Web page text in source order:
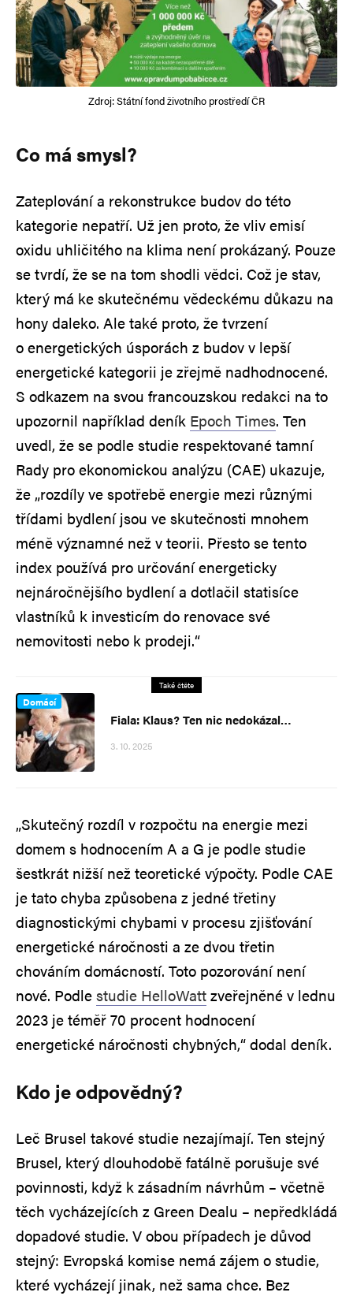
Zdroj: Státní fond životního prostředí ČR
Co má smysl?
Zateplování a rekonstrukce budov do této
kategorie nepatří. Už jen proto, že vliv emisí
oxidu uhličitého na klima není prokázaný. Pouze
se tvrdí, že se na tom shodli vědci. Což je stav,
který má ke skutečnému vědeckému důkazu na
hony daleko. Ale také proto, že tvrzení
o energetických úsporách z budov v lepší
energetické kategorii je zřejmě nadhodnocené.
S odkazem na svou francouzskou redakci na to
upozornil například deník Epoch Times. Ten
uvedl, že se podle studie respektované tamní
Rady pro ekonomickou analýzu (CAE) ukazuje,
že „rozdíly ve spotřebě energie mezi různými
třídami bydlení jsou ve skutečnosti mnohem
méně významné než v teorii. Přesto se tento
index používá pro určování energeticky
nejnáročnějšího bydlení a dotlačil statisíce
vlastníků k investicím do renovace své
nemovitosti nebo k prodeji.“
Také čtěte
Domácí
Fiala: Klaus? Ten nic nedokázal…
3. 10. 2025
„Skutečný rozdíl v rozpočtu na energie mezi
domem s hodnocením A a G je podle studie
šestkrát nižší než teoretické výpočty. Podle CAE
je tato chyba způsobena z jedné třetiny
diagnostickými chybami v procesu zjišťování
energetické náročnosti a ze dvou třetin
chováním domácností. Toto pozorování není
nové. Podlestudie HelloWattzveřejněné v lednu
2023 je téměř 70 procent hodnocení
energetické náročnosti chybných,“ dodal deník.
Kdo je odpovědný?
Leč Brusel takové studie nezajímají. Ten stejný
Brusel, který dlouhodobě fatálně porušuje své
povinnosti, když k zásadním návrhům – včetně
těch vycházejících z Green Dealu – nepředkládá
dopadové studie. V obou případech je důvod
stejný: Evropská komise nemá zájem o studie,
které vycházejí jinak, než sama chce. Bez